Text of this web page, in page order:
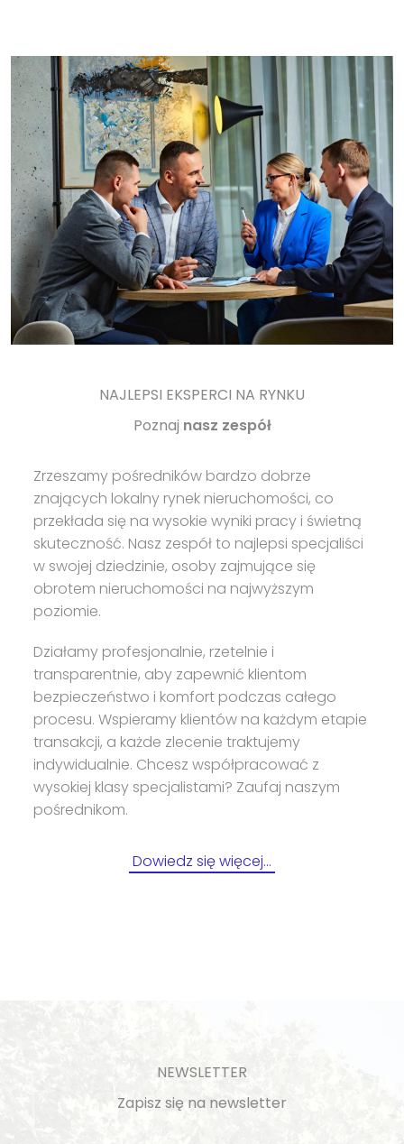
NAJLEPSI EKSPERCI NA RYNKU
Poznaj nasz zespół
Zrzeszamy pośredników bardzo dobrze
znających lokalny rynek nieruchomości, co
przekłada się na wysokie wyniki pracy i świetną
skuteczność. Nasz zespół to najlepsi specjaliści
w swojej dziedzinie, osoby zajmujące się
obrotem nieruchomości na najwyższym
poziomie.
Działamy profesjonalnie, rzetelnie i
transparentnie, aby zapewnić klientom
bezpieczeństwo i komfort podczas całego
procesu. Wspieramy klientów na każdym etapie
transakcji, a każde zlecenie traktujemy
indywidualnie. Chcesz współpracować z
wysokiej klasy specjalistami? Zaufaj naszym
pośrednikom.
Dowiedz się więcej…
NEWSLETTER
Zapisz się na newsletter